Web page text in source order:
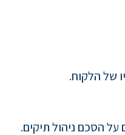
של הלקוח.
הסכם ניהול תיקים.